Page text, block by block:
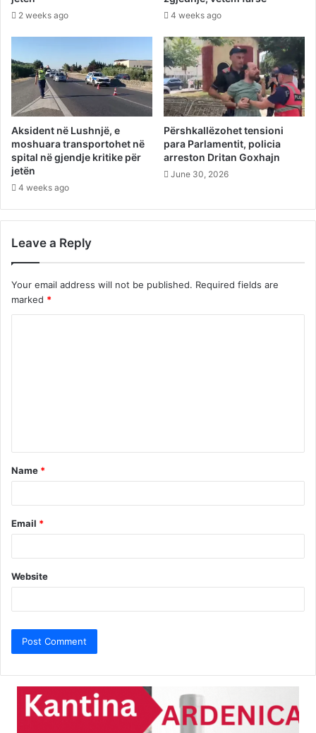
2 weeks ago 4 weeks ago
Aksident në Lushnjë, e
moshuara transportohet në
spital në gjendje kritike për
jetën
4 weeks ago
Përshkallëzohet tensioni
para Parlamentit, policia
arreston Dritan Goxhajn
June 30, 2026
Leave a Reply
Your email address will not be published. Required fields are
marked *
t
*
Name *
Email *
Website